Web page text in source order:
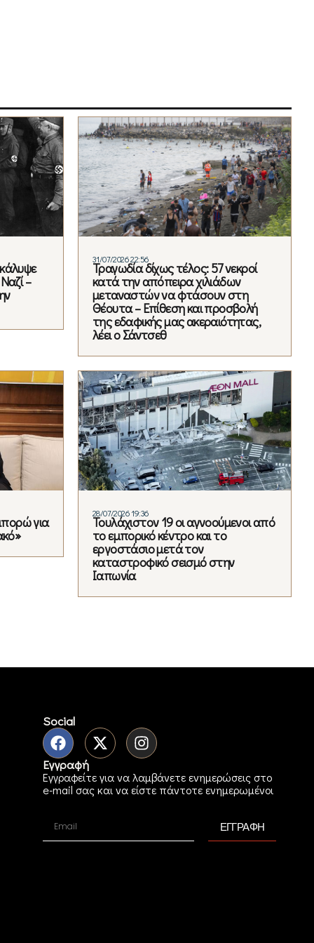
–
31/07/2026 22:56
Τραγωδία δίχως τέλος: 57 νεκροί
κατά την απόπειρα χιλιάδων
μεταναστών να φτάσουν στη
Θέουτα – Επίθεση και προσβολή
της εδαφικής μας ακεραιότητας,
λέει ο Σάντσεθ
για
28/07/2026 19:36
Τουλάχιστον 19 οι αγνοούμενοι από
το εμπορικό κέντρο και το
εργοστάσιο μετά τον
καταστροφικό σεισμό στην
Ιαπωνία
Social
Εγγραφή
Εγγραφείτε για να λαμβάνετε ενημερώσεις στο
e-mail σας και να είστε πάντοτε ενημερωμένοι
ΕΓΓΡΑΦΗ